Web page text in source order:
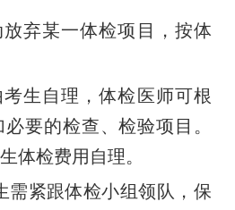
弃某一体检项目，按体
生自理，体检医师可根
要的检查、检验项目。
体检费用自理。
需紧跟体检小组领队，保